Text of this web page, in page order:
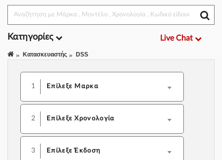
Κατηγορίες Live Chat
Κατασκευαστής DSS
1 Επίλεξε Μαρκα
2 Επίλεξε Χρονολογία
3 Επίλεξε Έκδοση